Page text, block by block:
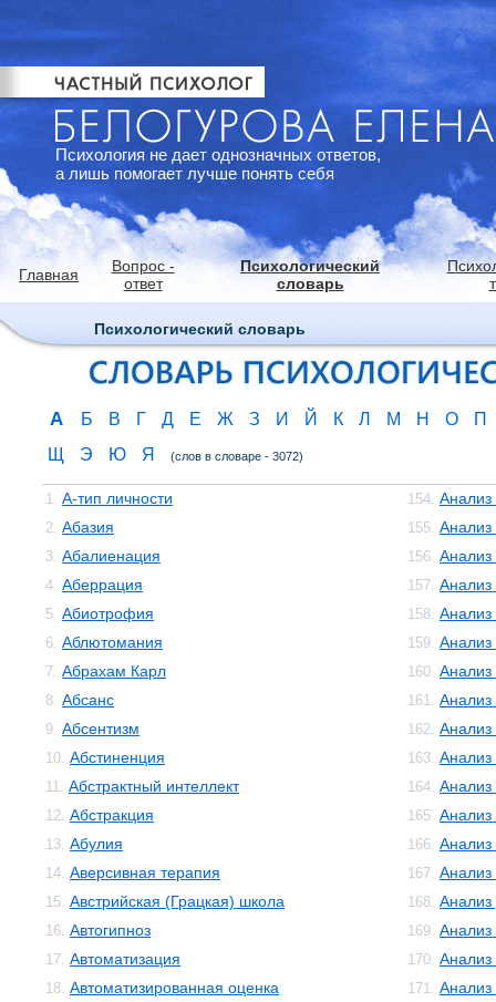
Психология не дает однозначных ответов,
а лишь помогает лучше понять себя
Главная
Вопрос -
ответ
Психологический
словарь
Психологический словарь
А Б В Г Д Е Ж З И Й К Л М Н О
П
Щ
Э Ю Я (слов в словаре - 3072)
1. А-тип личности
2. Абазия
3. Абалиенация
4. Аберрация
5. Абиотрофия
6. Аблютомания
7. Абрахам Карл
8. Абсанс
9. Абсентизм
10. Абстиненция
11. Абстрактный интеллект
12. Абстракция
13. Абулия
14. Аверсивная терапия
15. Австрийская (Грацкая) школа
16. Автогипноз
17. Автоматизация
18. Автоматизированная оценка
154. Анализ
155. Анализ
156. Анализ
157. Анализ
158. Анализ
159. Анализ
160. Анализ
161.
162. Анализ
163. Анализ
164.
165. Анализ
166.
167. Анализ
168. Анализ
169.
170. Анализ
171. Анализ